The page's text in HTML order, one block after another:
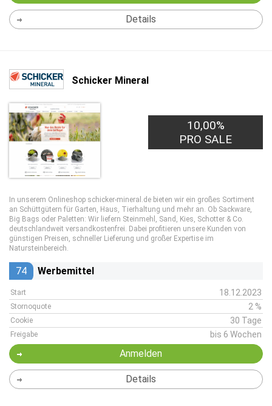
Details
Schicker Mineral
1,00€
PRO LEAD
10,00%
PRO SALE
In unserem Onlineshop schicker-mineral.de bieten wir ein großes Sortiment
an Schüttgütern für Garten, Haus, Tierhaltung und mehr an. Ob Sackware,
Big Bags oder Paletten: Wir liefern Steinmehl, Sand, Kies, Schotter & Co.
deutschlandweit versandkostenfrei. Dabei profitieren unsere Kunden von
günstigen Preisen, schneller Lieferung und großer Expertise im
Natursteinbereich.
74 Werbemittel
Start 18.12.2023
Stornoquote 2 %
Cookie 30 Tage
Freigabe bis 6 Wochen
Anmelden
Details